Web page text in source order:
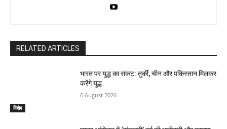
RELATED ARTICLES
विशेष
भारत पर युद्ध का संकट: तुर्की, चीन और पकिस्तान मिलकर
करेंगे युद्ध
6 August 2026